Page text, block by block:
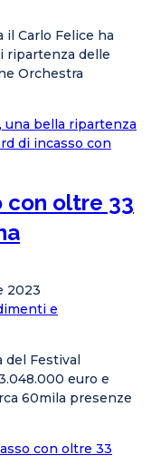
il Carlo Felice ha
ripartenza delle
Orchestra
una bella ripartenza
con oltre 33
2023
e
Festival
euro e
60mila presenze
con oltre 33